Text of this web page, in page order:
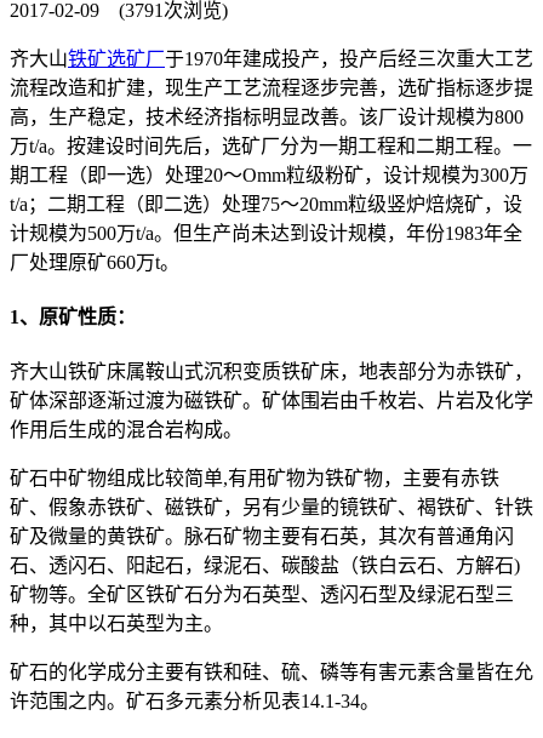
2017-02-09 (3791次浏览)
齐大山铁矿选矿厂于1970年建成投产，投产后经三次重大工艺
流程改造和扩建，现生产工艺流程逐步完善，选矿指标逐步提
高，生产稳定，技术经济指标明显改善。该厂设计规模为800
万t/a。按建设时间先后，选矿厂分为一期工程和二期工程。一
期工程（即一选）处理20〜Omm粒级粉矿，设计规模为300万
t/a；二期工程（即二选）处理75〜20mm粒级竖炉焙烧矿，设
计规模为500万t/a。但生产尚未达到设计规模，年份1983年全
厂处理原矿660万t。
1、原矿性质：
齐大山铁矿床属鞍山式沉积变质铁矿床，地表部分为赤铁矿，
矿体深部逐渐过渡为磁铁矿。矿体围岩由千枚岩、片岩及化学
作用后生成的混合岩构成。
矿石中矿物组成比较简单,有用矿物为铁矿物，主要有赤铁
矿、假象赤铁矿、磁铁矿，另有少量的镜铁矿、褐铁矿、针铁
矿及微量的黄铁矿。脉石矿物主要有石英，其次有普通角闪
石、透闪石、阳起石，绿泥石、碳酸盐（铁白云石、方解石)
矿物等。全矿区铁矿石分为石英型、透闪石型及绿泥石型三
种，其中以石英型为主。
矿石的化学成分主要有铁和硅、硫、磷等有害元素含量皆在允
许范围之内。矿石多元素分析见表14.1-34。